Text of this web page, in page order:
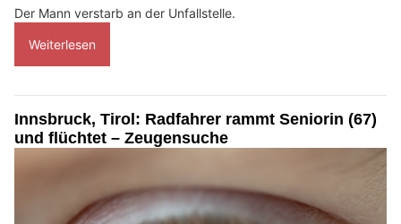
Der Mann verstarb an der Unfallstelle.
Weiterlesen
Innsbruck, Tirol: Radfahrer rammt Seniorin (67)
und flüchtet – Zeugensuche